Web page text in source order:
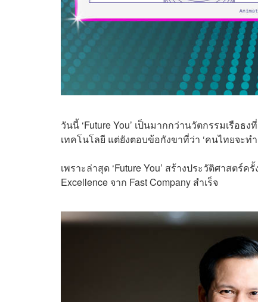
วันนี้ ‘Future You’ เป็นมากกว่านวัตกรรมเรือ
เทคโนโลยี แต่ยังตอบข้อกังขาที่ว่า ‘คนไทยจะทำ
เพราะล่าสุด ‘Future You’ สร้างประวัติศาสตร์
Excellence จาก Fast Company สำเร็จ